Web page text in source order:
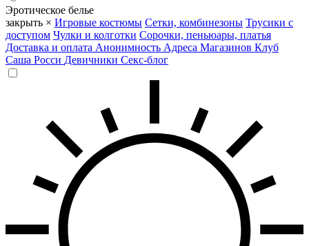
Эротическое белье
закрыть × Игровые костюмы Сетки, комбинезоны Трусики с
доступом Чулки и колготки Сорочки, пеньюары, платья
Доставка и оплата Анонимность Адреса Магазинов Клуб
Саша Росси Девичники Секс-блог